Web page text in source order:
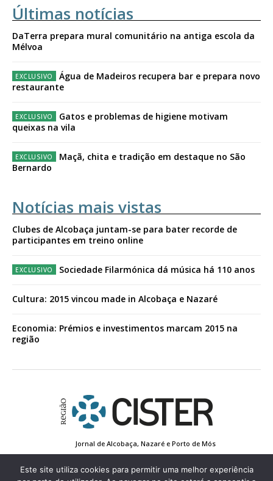
Últimas notícias
DaTerra prepara mural comunitário na antiga escola da
Mélvoa
Água de Madeiros recupera bar e prepara novo
restaurante
Gatos e problemas de higiene motivam
queixas na vila
Maçã, chita e tradição em destaque no São
Bernardo
Notícias mais vistas
Clubes de Alcobaça juntam-se para bater recorde de
participantes em treino online
Sociedade Filarmónica dá música há 110 anos
Cultura: 2015 vincou made in Alcobaça e Nazaré
Economia: Prémios e investimentos marcam 2015 na
região
Jornal de Alcobaça, Nazaré e Porto de Mós
Conta de Registo
Edição Impressa
Este site utiliza cookies para permitir uma melhor experiência